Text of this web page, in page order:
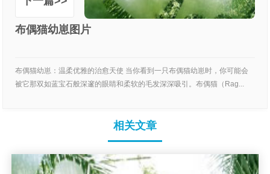
布偶猫幼崽图片
布偶猫幼崽：温柔优雅的治愈天使 当你看到一只布偶猫幼崽时，你可能会
被它那双如蓝宝石般深邃的眼睛和柔软的毛发深深吸引。布偶猫（Rag...
相关文章